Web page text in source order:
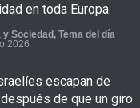
en toda Europa
y Sociedad , Tema del día
2026
escapan de
de que un giro